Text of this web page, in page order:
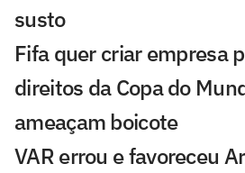
susto
Fifa quer criar empresa
direitos da Copa do
ameaçam boicote
VAR errou e favoreceu